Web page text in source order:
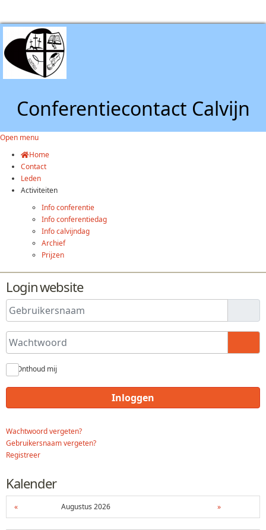
Conferentiecontact Calvijn
Open menu
Home
Contact
Leden
Activiteiten
Info conferentie
Info conferentiedag
Info calvijndag
Archief
Prijzen
Login website
Gebruikersnaam
Wachtwoord
Onthoud mij
Inloggen
Wachtwoord vergeten?
Gebruikersnaam vergeten?
Registreer
Kalender
« Augustus 2026 »